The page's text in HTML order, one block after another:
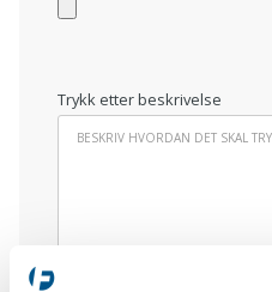
Trykk etter beskrivelse